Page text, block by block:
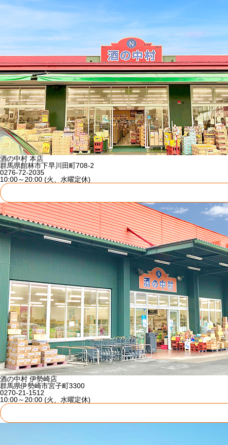
酒の中村 本店
群馬県館林市下早川田町708-2
0276-72-2035
10:00～20:00 (火、水曜定休)
酒の中村 伊勢崎店
群馬県伊勢崎市宮子町3300
0270-21-1512
10:00～20:00 (火、水曜定休)